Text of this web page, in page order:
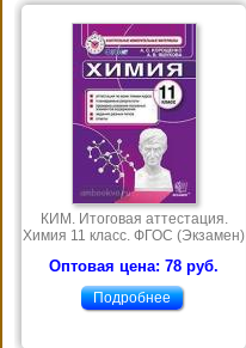
КИМ. Итоговая аттестация.
Химия 11 класс. ФГОС (Экзамен)
Оптовая цена: 78 руб.
Подробнее